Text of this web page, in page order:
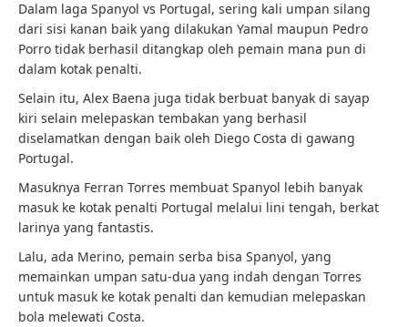
Dalam laga Spanyol vs Portugal, sering kali umpan silang
dari sisi kanan baik yang dilakukan Yamal maupun Pedro
Porro tidak berhasil ditangkap oleh pemain mana pun di
dalam kotak penalti.
Selain itu, Alex Baena juga tidak berbuat banyak di sayap
kiri selain melepaskan tembakan yang berhasil
diselamatkan dengan baik oleh Diego Costa di gawang
Portugal.
Masuknya Ferran Torres membuat Spanyol lebih banyak
masuk ke kotak penalti Portugal melalui lini tengah, berkat
larinya yang fantastis.
Lalu, ada Merino, pemain serba bisa Spanyol, yang
memainkan umpan satu-dua yang indah dengan Torres
untuk masuk ke kotak penalti dan kemudian melepaskan
bola melewati Costa.